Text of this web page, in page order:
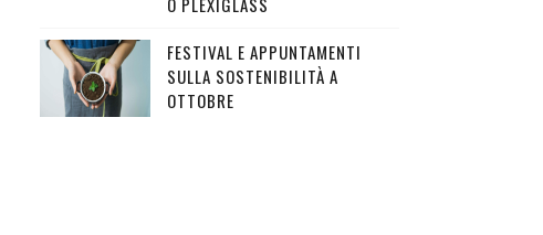
FESTIVAL E APPUNTAMENTI
SULLA SOSTENIBILITÀ A
OTTOBRE